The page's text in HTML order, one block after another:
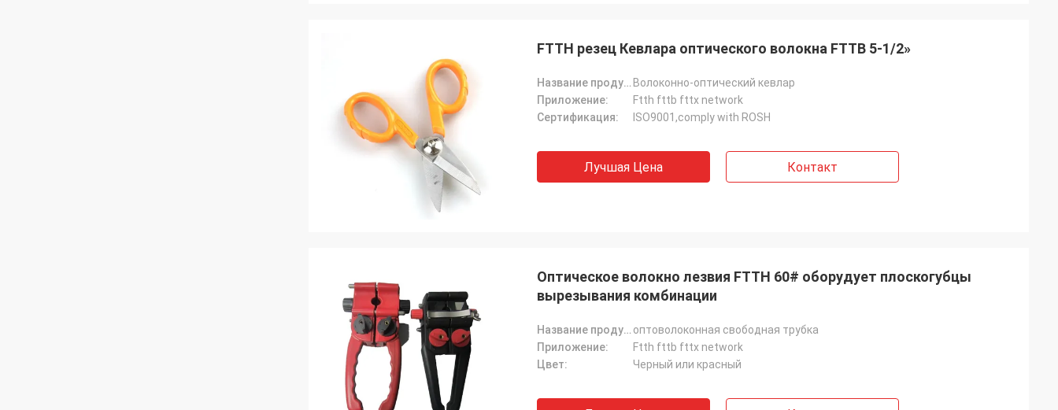
FTTH резец Кевлара оптического волокна FTTB 5-1/2»
Название продукта: Волоконно-оптический кевлар
Приложение:
Ftth fttb fttx network
Сертификация:
ISO9001,comply with ROSH
Лучшая Цена Контакт
Оптическое волокно лезвия FTTH 60# оборудует плоскогубцы
вырезывания комбинации
Название продукта: оптоволоконная свободная трубка
Приложение:
Ftth fttb fttx network
Цвет:
Черный или красный